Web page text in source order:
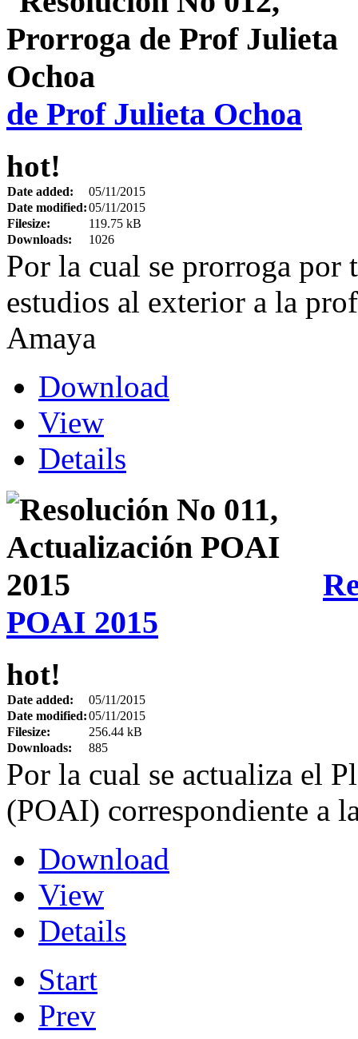
de Prof Julieta Ochoa
hot!
Date added:
05/11/2015
Date modified:05/11/2015
Filesize:
119.75 kB
Downloads:
1026
Por la cual se prorroga por
estudios al exterior a la
Amaya
Download
View
Details
POAI 2015
hot!
Date added:
05/11/2015
Date modified:05/11/2015
Filesize:
256.44 kB
Downloads:
885
Por la cual se actualiza el
(POAI) correspondiente a
Download
View
Details
Start
Prev